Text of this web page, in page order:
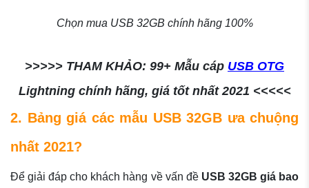
Chọn mua USB 32GB chính hãng 100%
>>>>> THAM KHẢO: 99+ Mẫu cáp USB OTG
Lightning chính hãng, giá tốt nhất 2021 <<<<<
2. Bảng giá các mẫu USB 32GB ưa chuộng
nhất 2021?
Để giải đáp cho khách hàng về vấn đề USB 32GB giá bao